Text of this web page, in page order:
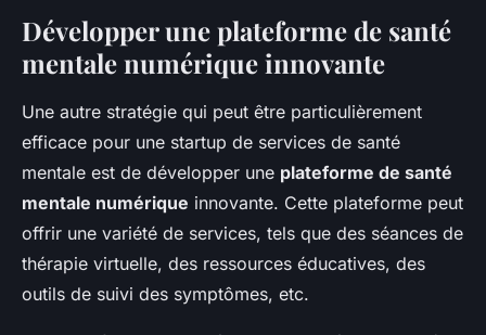
Développer une plateforme de santé
mentale numérique innovante
Une autre stratégie qui peut être particulièrement
efficace pour une startup de services de santé
mentale est de développer une plateforme de santé
mentale numérique innovante. Cette plateforme peut
offrir une variété de services, tels que des séances de
thérapie virtuelle, des ressources éducatives, des
outils de suivi des symptômes, etc.